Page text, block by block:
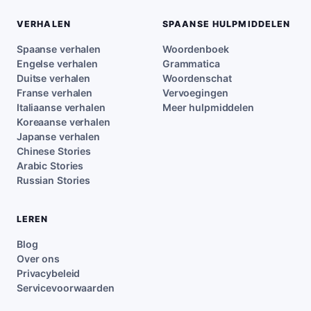
VERHALEN
Spaanse verhalen
Engelse verhalen
Duitse verhalen
Franse verhalen
Italiaanse verhalen
Koreaanse verhalen
Japanse verhalen
Chinese Stories
Arabic Stories
Russian Stories
SPAANSE HULPMIDDELEN
Woordenboek
Grammatica
Woordenschat
Vervoegingen
Meer hulpmiddelen
LEREN
Blog
Over ons
Privacybeleid
Servicevoorwaarden